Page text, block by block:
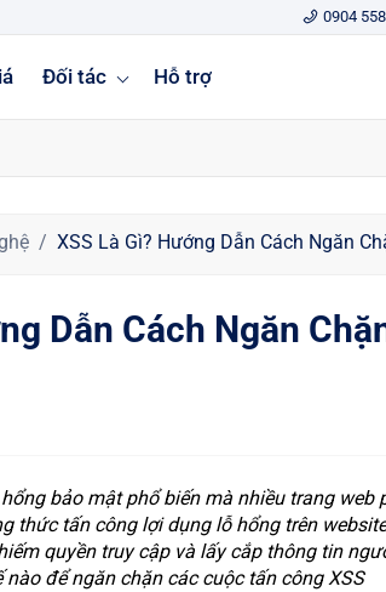
0904
Đối tác Hỗ trợ
XSS Là Gì? Hướng Dẫn Cách Ngăn
Dẫn Cách Ngăn
bảo mật phổ biến mà nhiều trang web
thức tấn công lợi dụng lỗ hổng trên
quyền truy cập và lấy cắp thông tin
nào để ngăn chặn các cuộc tấn công XSS